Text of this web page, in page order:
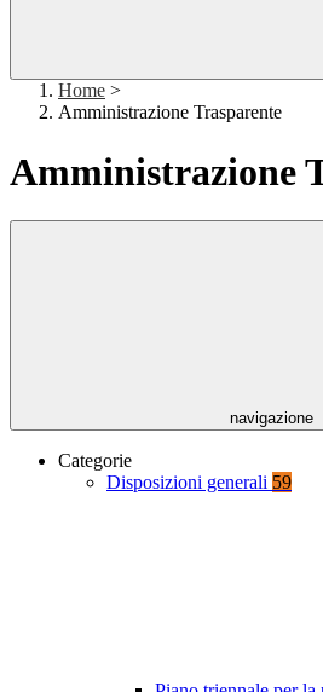
Home >
Amministrazione Trasparente
Amministrazione
navigazione
Categorie
Disposizioni generali 59